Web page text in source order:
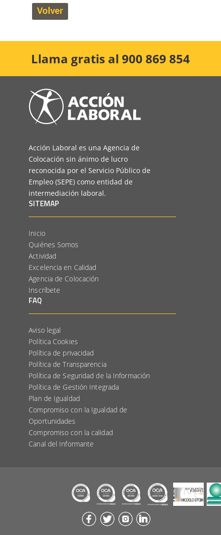
Volver
Llama gratis al 900 869 854
Acción Laboral es una Agencia de
Colocación sin ánimo de lucro
reconocida por el Servicio Público de
Empleo (SEPE) como entidad de
intermediación laboral.
SITEMAP
Inicio
Quiénes Somos
Actividad
Excelencia en Calidad
Agencia de Colocación
Inscríbete
FAQ
Aviso legal
Política Cookies
Política de privacidad
Política de Transparencia
Política de Seguridad de la Información
Política de Gestión Integrada
Plan de Igualdad
Compromiso con la Igualdad de
Oportunidades
Compromiso con la calidad
Canal del Informante